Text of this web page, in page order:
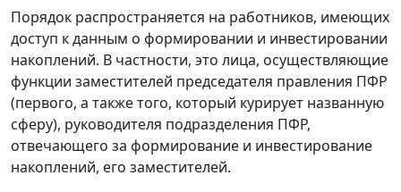
Порядок распространяется на работников, имеющих
доступ к данным о формировании и инвестировании
накоплений. В частности, это лица, осуществляющие
функции заместителей председателя правления ПФР
(первого, а также того, который курирует названную
сферу), руководителя подразделения ПФР,
отвечающего за формирование и инвестирование
накоплений, его заместителей.